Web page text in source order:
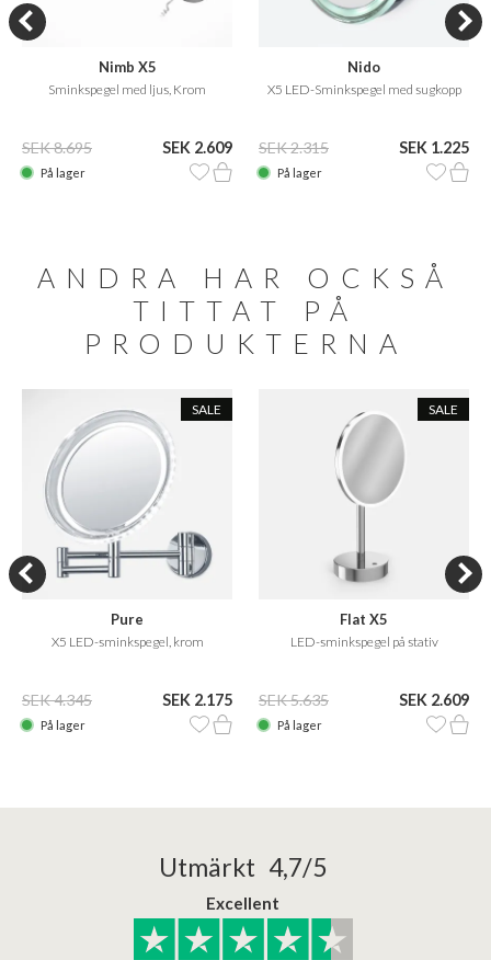
Nimb X5
Sminkspegel med ljus, Krom
SEK 8.695 SEK 2.609
På lager
Nido
X5 LED-Sminkspegel med sugkopp
SEK 2.315 SEK 1.225
På lager
ANDRA HAR OCKSÅ
TITTAT PÅ
PRODUKTERNA
SALE
Pure
X5 LED-sminkspegel, krom
SEK 4.345 SEK 2.175
På lager
SALE
Flat X5
LED-sminkspegel på stativ
SEK 5.635 SEK 2.609
På lager
Utmärkt 4,7/5
Excellent